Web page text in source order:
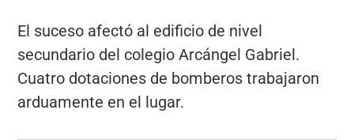
El suceso afectó al edificio de nivel
secundario del colegio Arcángel Gabriel.
Cuatro dotaciones de bomberos trabajaron
arduamente en el lugar.